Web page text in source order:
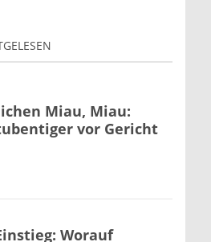
Miau, Miau:
vor Gericht
Worauf